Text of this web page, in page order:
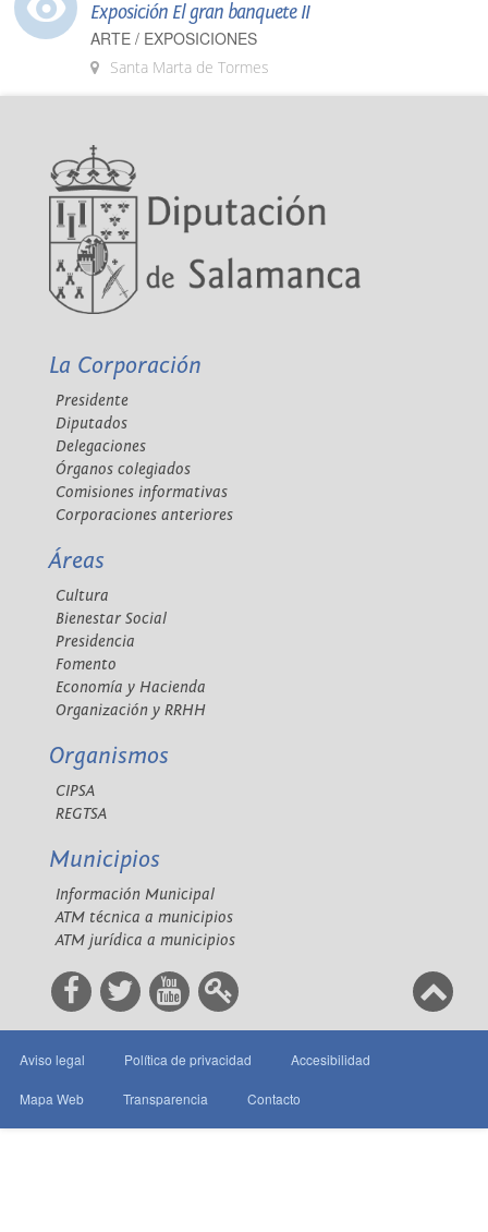
Exposición El gran banquete II
ARTE / EXPOSICIONES
Santa Marta de Tormes
La Corporación
Presidente
Diputados
Delegaciones
Órganos colegiados
Comisiones informativas
Corporaciones anteriores
Áreas
Cultura
Bienestar Social
Presidencia
Fomento
Economía y Hacienda
Organización y RRHH
Organismos
CIPSA
REGTSA
Municipios
Información Municipal
ATM técnica a municipios
ATM jurídica a municipios
Aviso legal Política de privacidad Accesibilidad
Mapa Web Transparencia Contacto